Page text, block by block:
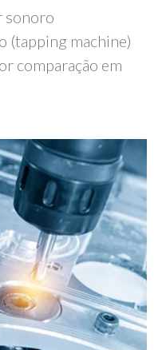
sonoro
(tapping machine)
comparação em